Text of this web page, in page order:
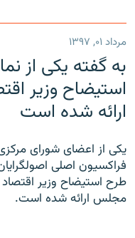
مرداد ۰۱, ۱۳۹۷
به گفته یکی از
استیضاح وزیر
ارائه شده است
یکی از اعضای شورای
فراکسیون اصلی
مجلس ارائه شده است.